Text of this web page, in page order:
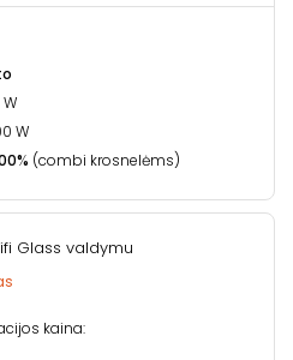
W
W
(combi krosnelėms)
Glass valdymu
kaina: